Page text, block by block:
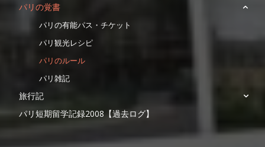
パリの覚書
パリの有能パス・チケット
パリ観光レシピ
パリのルール
パリ雑記
旅行記
パリ短期留学記録2008【過去ログ】